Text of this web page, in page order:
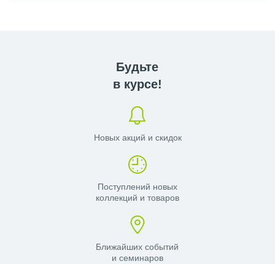
Будьте
в курсе!
Новых акций и скидок
Поступлений новых
коллекций и товаров
Ближайших событий
и семинаров